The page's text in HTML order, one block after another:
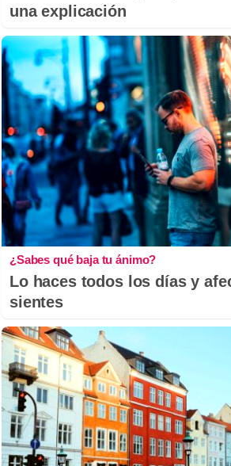
una explicación
¿Sabes qué baja tu ánimo?
Lo haces todos los días y
sientes